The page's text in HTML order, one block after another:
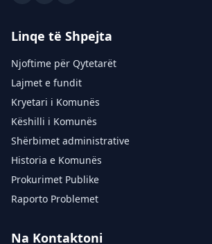
Linqe të Shpejta
Njoftime për Qytetarët
Lajmet e fundit
Kryetari i Komunës
Këshilli i Komunës
Shërbimet administrative
Historia e Komunës
Prokurimet Publike
Raporto Problemet
Na Kontaktoni